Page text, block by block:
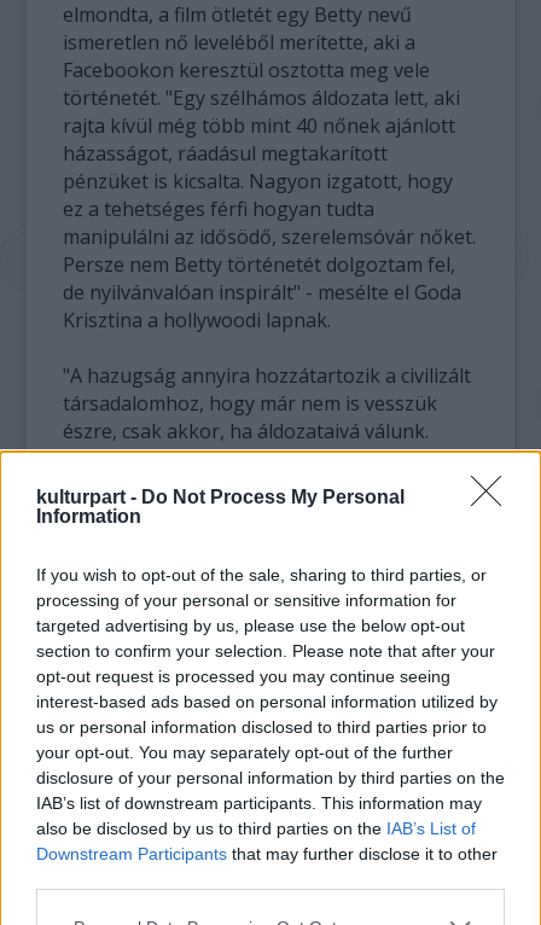
kulturpart - Do Not Process My Personal
Information
If you wish to opt-out of the sale, sharing to third parties, or
processing of your personal or sensitive information for
targeted advertising by us, please use the below opt-out
section to confirm your selection. Please note that after your
opt-out request is processed you may continue seeing
interest-based ads based on personal information utilized by
us or personal information disclosed to third parties prior to
your opt-out. You may separately opt-out of the further
disclosure of your personal information by third parties on the
IAB’s list of downstream participants. This information may
also be disclosed by us to third parties on the IAB’s List of
Downstream Participants that may further disclose it to other
elmondta, a film ötletét egy Betty nevű
ismeretlen nő leveléből merítette, aki a
Facebookon keresztül osztotta meg vele
történetét. "Egy szélhámos áldozata lett, aki
rajta kívül még több mint 40 nőnek ajánlott
házasságot, ráadásul megtakarított
pénzüket is kicsalta. Nagyon izgatott, hogy
ez a tehetséges férfi hogyan tudta
manipulálni az idősödő, szerelemsóvár nőket.
Persze nem Betty történetét dolgoztam fel,
de nyilvánvalóan inspirált" - mesélte el Goda
Krisztina a hollywoodi lapnak.
"A hazugság annyira hozzátartozik a civilizált
társadalomhoz, hogy már nem is vesszük
észre, csak akkor, ha áldozataivá válunk.
Erről szól a Kaméleon" - mondta a rendező,
aki elárulta,hogy érdekes feladatnak találta
egy ellenszenves főhős portréjának
azonosulniuk a nézőknek, de aki végül a film
során mégis közel tud kerülni hozzájuk.
Goda arról is beszámolt, hogy a Kaméleon
moziba kerülése után meglepte, mennyi nő
fordult hozzá hasonló sztorival. "Örültem,
hogy a film néhányukat arra bíztatta, ne
szégyelljék, ami velük történt" - idézte a
rendezőt a szaklap.
A közelmúltban megjelent cikkben az idegen
nyelvű filmek Oscar-díjára nevezett alkotások